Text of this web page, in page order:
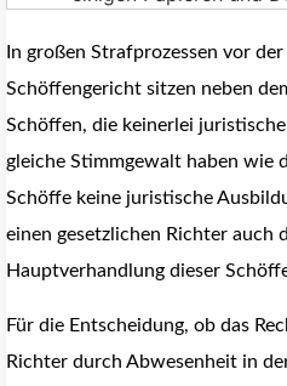
In großen Strafprozessen vor
Schöffengericht sitzen neben
Schöffen, die keinerlei
gleiche Stimmgewalt haben wie
Schöffe keine juristische
einen gesetzlichen Richter auch
Hauptverhandlung dieser
Für die Entscheidung, ob das
Richter durch Abwesenheit in